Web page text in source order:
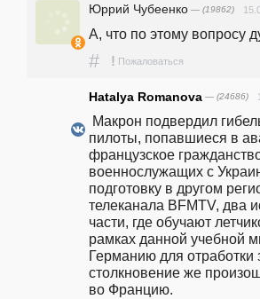
Юррий Чубеенко — (19862)
А, что по этому вопросу
# ! Пожаловаться
Hatalya Romanova — (24686)
пилоты, попавшиеся в
французское
военнослужащих с
подготовку в другом
телеканала BFMTV, два
части, где обучают
рамках данной учебной
Германию для отработки
столкновение же
во Францию.